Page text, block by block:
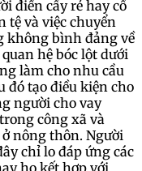
điển cấy rẻ hay cổ
tệ và việc chuyển
không bình đảng về
hệ bóc lột dưới
làm cho nhu cầu
đó tạo điều kiện cho
người cho vay
công xã và
nông thôn. Người
chỉ lo đáp ứng các